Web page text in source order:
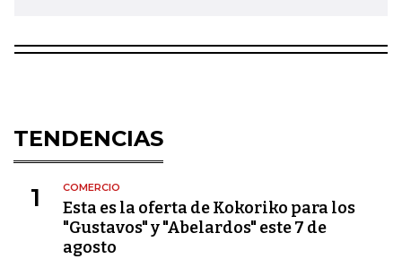
TENDENCIAS
1 COMERCIO
Esta es la oferta de Kokoriko para los
"Gustavos" y "Abelardos" este 7 de
agosto